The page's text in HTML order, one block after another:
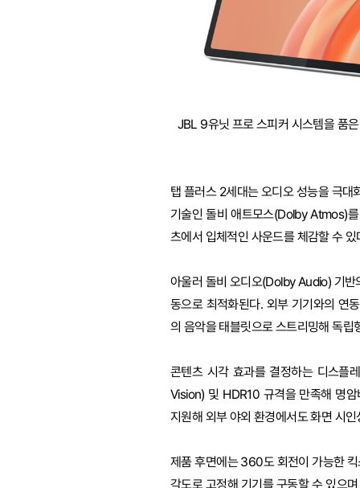
JBL 9유닛 프로 스피커 시스템을 품
탭 플러스 2세대는 오디오 성능을 극
기술인 돌비 애트모스(Dolby Atmos)
츠에서 입체적인 사운드를 체감할 수 있
아울러 돌비 오디오(Dolby Audio) 기반
동으로 최적화된다. 외부 기기와의 연
의 음악을 태블릿으로 스트리밍해 독립
콘텐츠 시각 효과를 결정하는 디스플
Vision) 및 HDR10 규격을 만족해 명
지원해 외부 야외 환경에서도 화면 시
제품 후면에는 360도 회전이 가능한
각도로 고정해 기기를 구동할 수 있으